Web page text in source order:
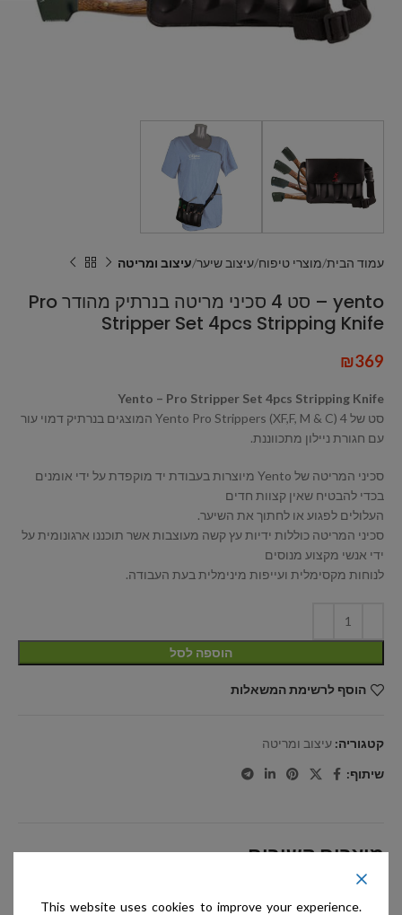
עמוד הבית מוצרי טיפוח עיצוב שיער עיצוב ומריטה
yento – סט 4 סכיני מריטה בנרתיק מהודר Pro
Stripper Set 4pcs Stripping Knife
₪369
Yento – Pro Stripper Set 4pcs Stripping Knife
סט של 4 Yento Pro Strippers (XF,F, M & C) המוצגים בנרתיק דמוי עור
עם חגורת ניילון מתכווננת.
סכיני המריטה של Yento מיוצרות בעבודת יד מוקפדת על ידי אומנים
בכדי להבטיח שאין קצוות חדים
העלולים לפגוע או לחתוך את השיער.
סכיני המריטה כוללות ידיות עץ קשה מעוצבות אשר תוכננו ארגונומית על
ידי אנשי מקצוע מנוסים
לנוחות מקסימלית ועייפות מינימלית בעת העבודה.
הוספה לסל
הוסף לרשימת המשאלות
קטגוריה: עיצוב ומריטה
שיתוף:
מוצרים קשורים
This website uses cookies to improve your experience.